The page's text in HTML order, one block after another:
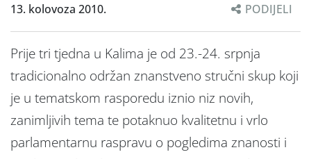
13. kolovoza 2010. PODIJELI
Prije tri tjedna u Kalima je od 23.-24. srpnja
tradicionalno održan znanstveno stručni skup koji
je u tematskom rasporedu iznio niz novih,
zanimljivih tema te potaknuo kvalitetnu i vrlo
parlamentarnu raspravu o pogledima znanosti i